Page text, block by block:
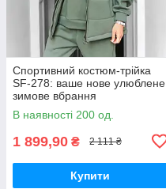
Спортивний костюм-трійка
SF-278: ваше нове улюблене
зимове вбрання
В наявності 200 од.
1 899,90 ₴ 2 111 ₴
Купити